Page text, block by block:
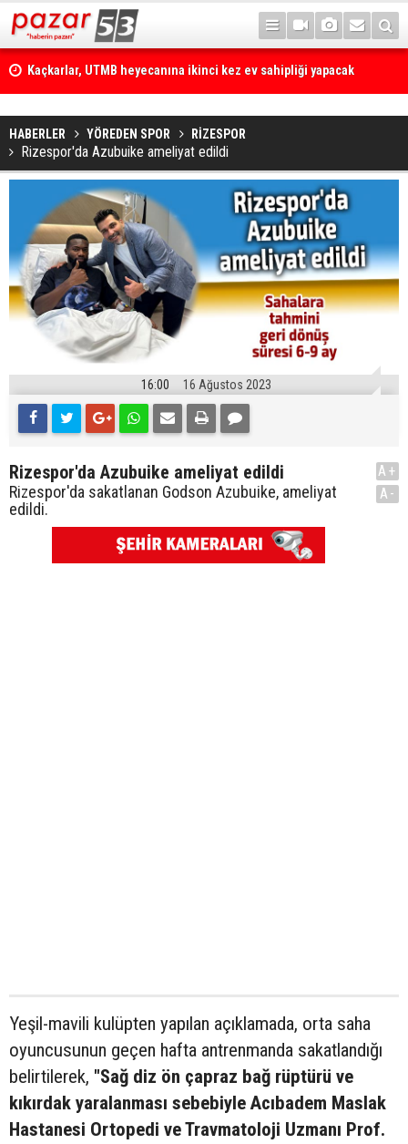
Kaçkarlar, UTMB heyecanına ikinci kez ev sahipliği yapacak
HABERLER YÖREDEN SPOR RİZESPOR
Rizespor'da Azubuike ameliyat edildi
16:00 16 Ağustos 2023
Rizespor'da Azubuike ameliyat edildi
Rizespor'da sakatlanan Godson Azubuike, ameliyat
edildi.
A+
A-
Yeşil-mavili kulüpten yapılan açıklamada, orta saha
oyuncusunun geçen hafta antrenmanda sakatlandığı
belirtilerek, "Sağ diz ön çapraz bağ rüptürü ve
kıkırdak yaralanması sebebiyle Acıbadem Maslak
Hastanesi Ortopedi ve Travmatoloji Uzmanı Prof.